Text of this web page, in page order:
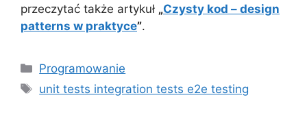
przeczytać także artykuł „Czysty kod – design
patterns w praktyce”.
Kategorie
Programowanie
Tagi
unit tests integration tests e2e testing